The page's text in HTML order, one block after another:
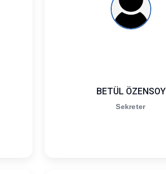
BETÜL ÖZENSOY
Sekreter